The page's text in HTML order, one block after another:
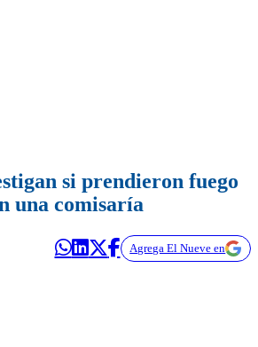
si prendieron fuego
una comisaría
Agrega El Nueve en